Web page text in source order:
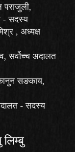
पराजुली,
- सदस्य
, अध्यक्ष
सर्वोच्च अदालत
सङकाय,
- सदस्य
लिम्बु